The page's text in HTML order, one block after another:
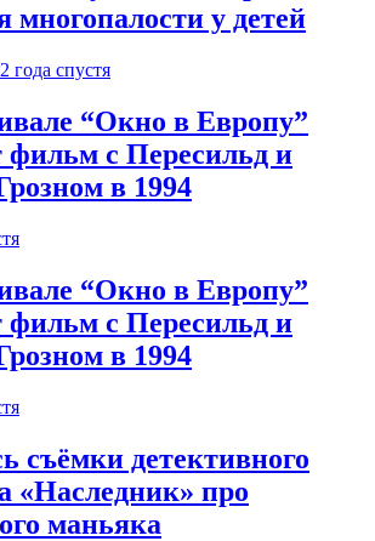
многопалости у детей
2 года спустя
“Окно в Европу”
фильм с Пересильд и
в 1994
“Окно в Европу”
фильм с Пересильд и
в 1994
съёмки детективного
«Наследник» про
маньяка